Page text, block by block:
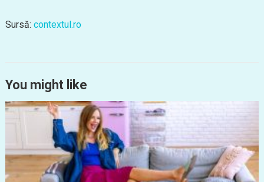
Sursă: contextul.ro
You might like